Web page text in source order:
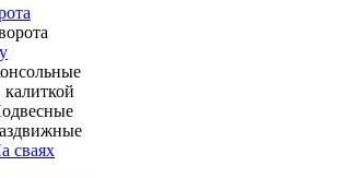
сваях